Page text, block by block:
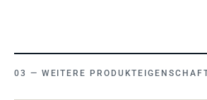
WEITERE